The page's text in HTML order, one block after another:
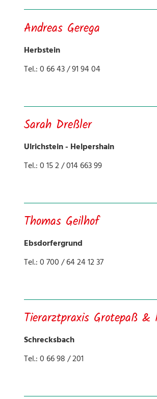
Andreas Gerega
Herbstein
Tel.: 0 66 43 / 91 94 04
Sarah Dreßler
Ulrichstein - Helpershain
Tel.: 0 15 2 / 014 663 99
Thomas Geilhof
Ebsdorfergrund
Tel.: 0 700 / 64 24 12 37
Tierarztpraxis Grotepaß &
Schrecksbach
Tel.: 0 66 98 / 201